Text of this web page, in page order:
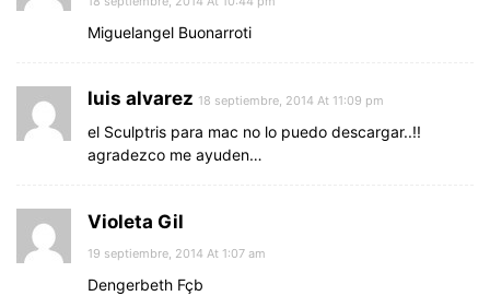
Miguelangel Buonarroti
luis alvarez 18 septiembre, 2014 At 11:09 pm
el Sculptris para mac no lo puedo descargar..!!
agradezco me ayuden…
Violeta Gil
19 septiembre, 2014 At 1:07 am
Dengerbeth Fçb